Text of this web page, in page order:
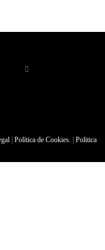
| Política de Cookies. | Politica